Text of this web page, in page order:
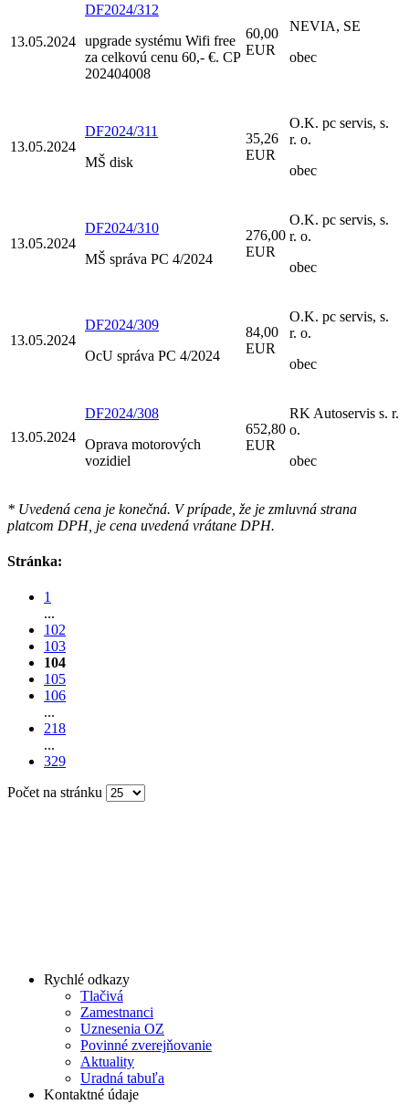
13.05.2024
DF2024/312
upgrade systému Wifi free
za celkovú cenu 60,- €. CP
202404008
60,00
EUR
NEVIA, SE
obec
13.05.2024
DF2024/311
MŠ disk
35,26
EUR
O.K. pc servis, s.
r. o.
obec
13.05.2024
DF2024/310
MŠ správa PC 4/2024
276,00
EUR
O.K. pc servis, s.
r. o.
obec
13.05.2024
DF2024/309
OcU správa PC 4/2024
84,00
EUR
O.K. pc servis, s.
r. o.
obec
13.05.2024
DF2024/308
Oprava motorových
vozidiel
652,80
EUR
RK Autoservis s. r.
o.
obec
* Uvedená cena je konečná. V prípade, že je zmluvná strana
platcom DPH, je cena uvedená vrátane DPH.
Stránka:
1
...
102
103
104
105
106
...
218
...
329
Počet na stránku
Rychlé odkazy
Tlačivá
Zamestnanci
Uznesenia OZ
Povinné zverejňovanie
Aktuality
Uradná tabuľa
Kontaktné údaje